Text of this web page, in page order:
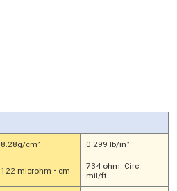
8.28g/cm³ 0.299 lb/in²
122 microhm • cm
734 ohm. Circ.
mil/ft